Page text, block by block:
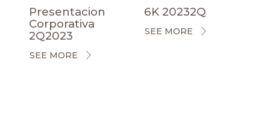
Presentacion
Corporativa
2Q2023
SEE MORE
6K 20232Q
SEE MORE